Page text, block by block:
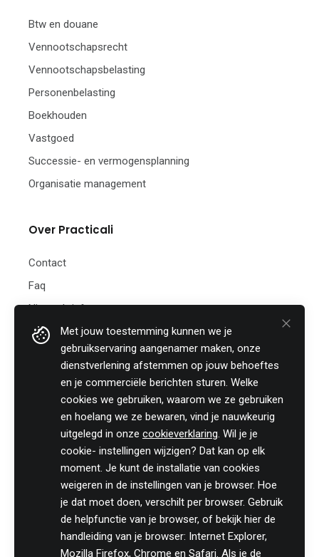
Met jouw toestemming kunnen we je
gebruikservaring aangenamer maken, onze
dienstverlening afstemmen op jouw behoeftes
en je commerciële berichten sturen. Welke
cookies we gebruiken, waarom we ze gebruiken
en hoelang we ze bewaren, vind je nauwkeurig
uitgelegd in onze cookieverklaring. Wil je je
cookie- instellingen wijzigen? Dat kan op elk
moment. Je kunt de installatie van cookies
weigeren in de instellingen van je browser. Hoe
je dat moet doen, verschilt per browser. Gebruik
de helpfunctie van je browser, of bekijk hier de
handleiding van je browser: Internet Explorer,
Mozilla Firefox, Chrome en Safari. Als je de
Btw en douane
Vennootschapsrecht
Vennootschapsbelasting
Personenbelasting
Boekhouden
Vastgoed
Successie- en vermogensplanning
Organisatie management
Over Practicali
Contact
Faq
Nieuwsbrief
Practicali bv
Hof te Perremans 16
+32 (0)46 820 02 12
Fax: +32 (0)51 85 00 78
E-mail: info@practicali.be
Ondernemingsnummer: BE 0848.432.274
Volg ons fiscaal nieuws op